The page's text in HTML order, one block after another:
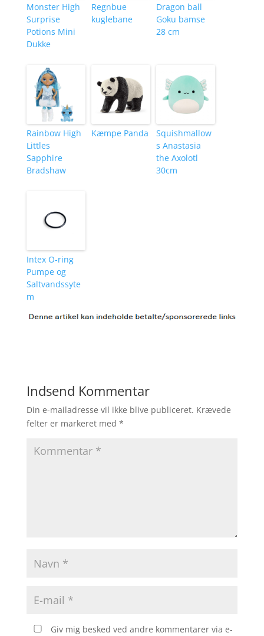
Monster High
Surprise
Potions Mini
Dukke
Regnbue
kuglebane
Dragon ball
Goku bamse
28 cm
Rainbow High
Littles
Sapphire
Bradshaw
Kæmpe Panda
Squishmallow
s Anastasia
the Axolotl
30cm
Intex O-ring
Pumpe og
Saltvandssyte
m
Indsend Kommentar
Din e-mailadresse vil ikke blive publiceret. Krævede
felter er markeret med *
Giv mig besked ved andre kommentarer via e-